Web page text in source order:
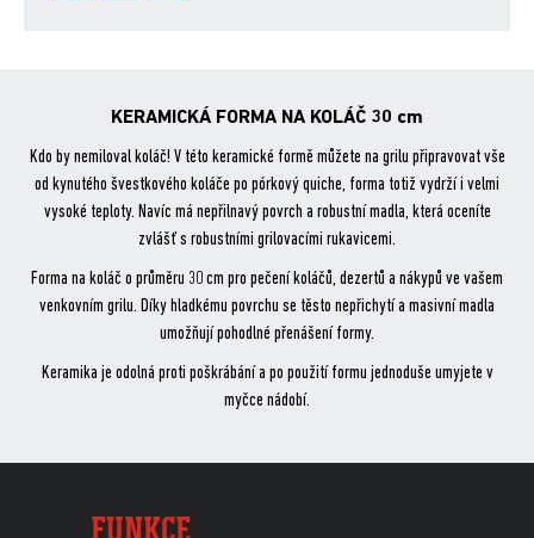
KERAMICKÁ FORMA NA KOLÁČ 30 cm
Kdo by nemiloval koláč! V této keramické formě můžete na grilu připravovat vše
od kynutého švestkového koláče po pórkový quiche, forma totiž vydrží i velmi
vysoké teploty. Navíc má nepřilnavý povrch a robustní madla, která oceníte
zvlášť s robustními grilovacími rukavicemi.
Forma na koláč o průměru 30 cm pro pečení koláčů, dezertů a nákypů ve vašem
venkovním grilu. Díky hladkému povrchu se těsto nepřichytí a masivní madla
umožňují pohodlné přenášení formy.
Keramika je odolná proti poškrábání a po použití formu jednoduše umyjete v
myčce nádobí.